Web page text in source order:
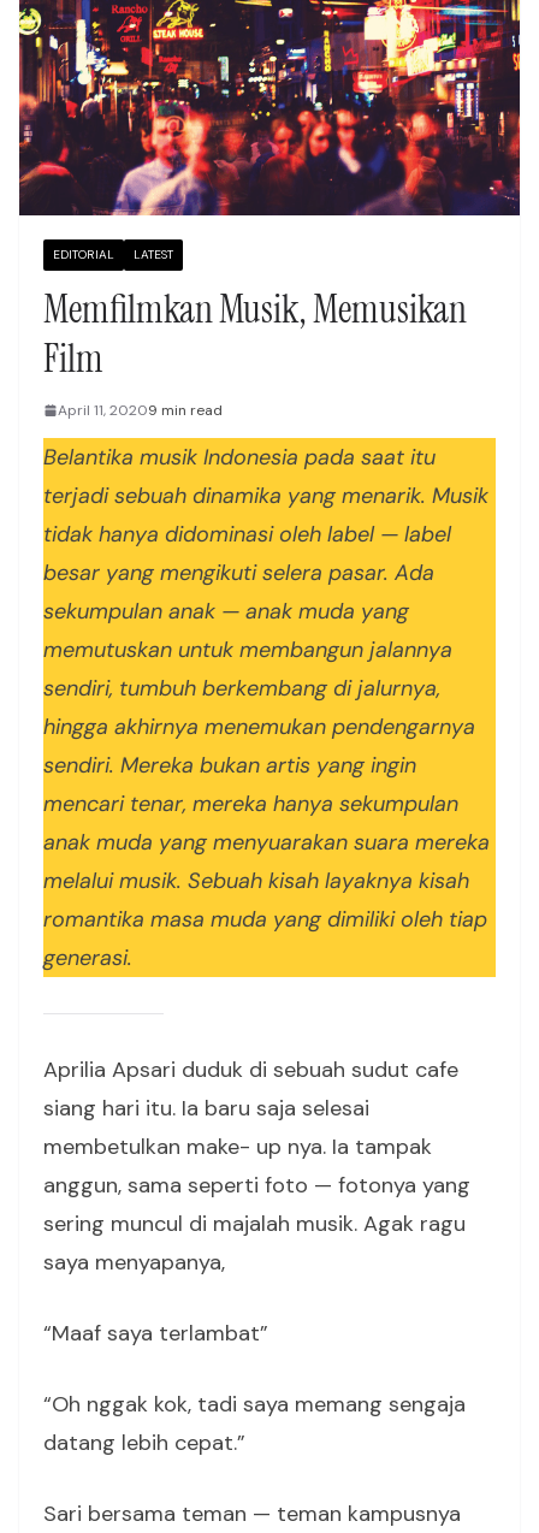
EDITORIAL LATEST
Memfilmkan Musik, Memusikan
Film
April 11, 20209 min read
Belantika musik Indonesia pada saat itu
terjadi sebuah dinamika yang menarik. Musik
tidak hanya didominasi oleh label — label
besar yang mengikuti selera pasar. Ada
sekumpulan anak — anak muda yang
memutuskan untuk membangun jalannya
sendiri, tumbuh berkembang di jalurnya,
hingga akhirnya menemukan pendengarnya
sendiri. Mereka bukan artis yang ingin
mencari tenar, mereka hanya sekumpulan
anak muda yang menyuarakan suara mereka
melalui musik. Sebuah kisah layaknya kisah
romantika masa muda yang dimiliki oleh tiap
generasi.
Aprilia Apsari duduk di sebuah sudut cafe
siang hari itu. Ia baru saja selesai
membetulkan make- up nya. Ia tampak
anggun, sama seperti foto — fotonya yang
sering muncul di majalah musik. Agak ragu
saya menyapanya,
“Maaf saya terlambat”
“Oh nggak kok, tadi saya memang sengaja
datang lebih cepat.”
Sari bersama teman — teman kampusnya